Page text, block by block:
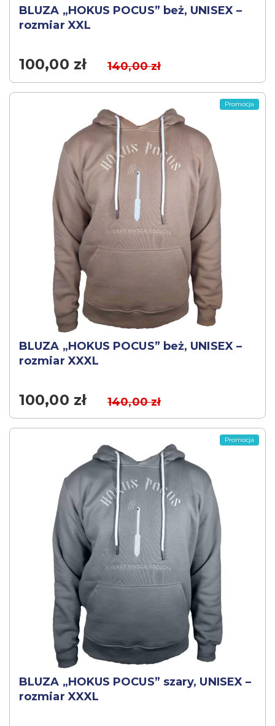
BLUZA „HOKUS POCUS” beż, UNISEX –
rozmiar XXL
100,00 zł 140,00zł
BLUZA „HOKUS POCUS” beż, UNISEX –
rozmiar XXXL
Promocja
100,00 zł 140,00zł
BLUZA „HOKUS POCUS” szary, UNISEX –
rozmiar XXXL
Promocja